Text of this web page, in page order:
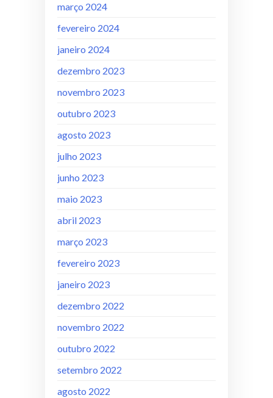
março 2024
fevereiro 2024
janeiro 2024
dezembro 2023
novembro 2023
outubro 2023
agosto 2023
julho 2023
junho 2023
maio 2023
abril 2023
março 2023
fevereiro 2023
janeiro 2023
dezembro 2022
novembro 2022
outubro 2022
setembro 2022
agosto 2022